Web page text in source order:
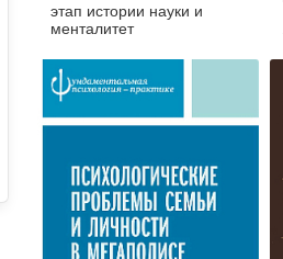
этап истории науки и
менталитет